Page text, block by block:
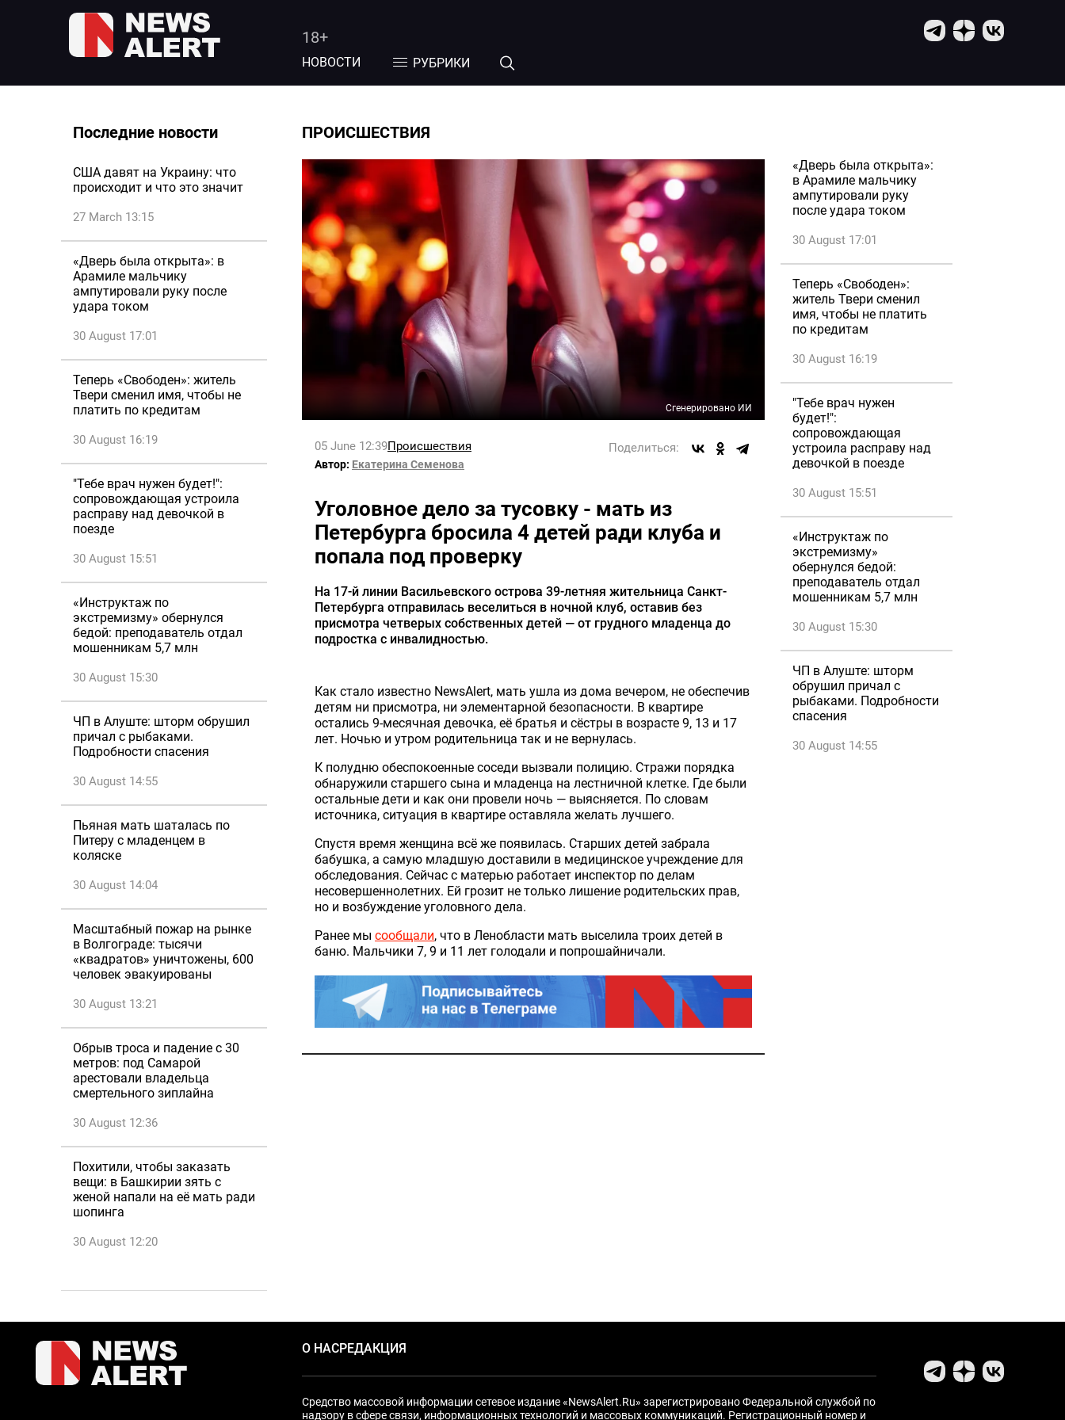
18+
НОВОСТИ РУБРИКИ
Последние новости
США давят на Украину: что
происходит и что это значит
27 March 13:15
«Дверь была открыта»: в
Арамиле мальчику
ампутировали руку после
удара током
30 August 17:01
Теперь «Свободен»: житель
Твери сменил имя, чтобы не
платить по кредитам
30 August 16:19
"Тебе врач нужен будет!":
сопровождающая устроила
расправу над девочкой в
поезде
30 August 15:51
«Инструктаж по
экстремизму» обернулся
бедой: преподаватель отдал
мошенникам 5,7 млн
30 August 15:30
ЧП в Алуште: шторм обрушил
причал с рыбаками.
Подробности спасения
30 August 14:55
Пьяная мать шаталась по
Питеру с младенцем в
коляске
30 August 14:04
Масштабный пожар на рынке
в Волгограде: тысячи
«квадратов» уничтожены, 600
человек эвакуированы
30 August 13:21
Обрыв троса и падение с 30
метров: под Самарой
арестовали владельца
смертельного зиплайна
30 August 12:36
Похитили, чтобы заказать
вещи: в Башкирии зять с
женой напали на её мать ради
шопинга
30 August 12:20
ПРОИСШЕСТВИЯ
Сгенерировано ИИ
05 June 12:39Происшествия Поделиться:
Автор: Екатерина Семенова
Уголовное дело за тусовку - мать из
Петербурга бросила 4 детей ради клуба и
попала под проверку
На 17-й линии Васильевского острова 39-летняя жительница Санкт-
Петербурга отправилась веселиться в ночной клуб, оставив без
присмотра четверых собственных детей — от грудного младенца до
подростка с инвалидностью.
Как стало известно NewsAlert, мать ушла из дома вечером, не обеспечив
детям ни присмотра, ни элементарной безопасности. В квартире
остались 9-месячная девочка, её братья и сёстры в возрасте 9, 13 и 17
лет. Ночью и утром родительница так и не вернулась.
К полудню обеспокоенные соседи вызвали полицию. Стражи порядка
обнаружили старшего сына и младенца на лестничной клетке. Где были
остальные дети и как они провели ночь — выясняется. По словам
источника, ситуация в квартире оставляла желать лучшего.
Спустя время женщина всё же появилась. Старших детей забрала
бабушка, а самую младшую доставили в медицинское учреждение для
обследования. Сейчас с матерью работает инспектор по делам
несовершеннолетних. Ей грозит не только лишение родительских прав,
но и возбуждение уголовного дела.
Ранее мы сообщали, что в Ленобласти мать выселила троих детей в
баню. Мальчики 7, 9 и 11 лет голодали и попрошайничали.
«Дверь была открыта»:
в Арамиле мальчику
ампутировали руку
после удара током
30 August 17:01
Теперь «Свободен»:
житель Твери сменил
имя, чтобы не платить
по кредитам
30 August 16:19
"Тебе врач нужен
будет!":
сопровождающая
устроила расправу над
девочкой в поезде
30 August 15:51
«Инструктаж по
экстремизму»
обернулся бедой:
преподаватель отдал
мошенникам 5,7 млн
30 August 15:30
ЧП в Алуште: шторм
обрушил причал с
рыбаками. Подробности
спасения
30 August 14:55
О НАСРЕДАКЦИЯ
Средство массовой информации сетевое издание «NewsAlert.Ru» зарегистрировано Федеральной службой по
надзору в сфере связи, информационных технологий и массовых коммуникаций. Регистрационный номер и